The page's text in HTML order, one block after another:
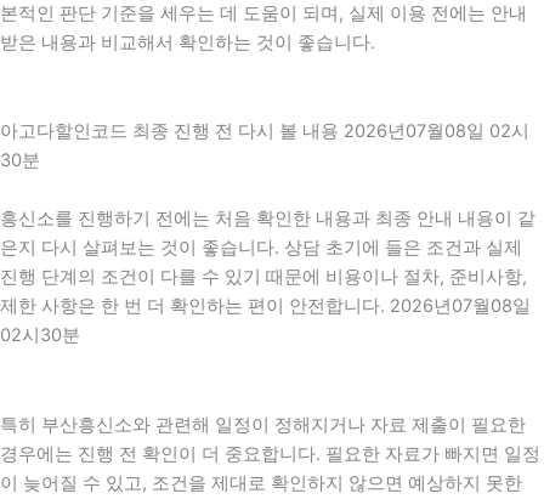
본적인 판단 기준을 세우는 데 도움이 되며, 실제 이용 전에는 안내
받은 내용과 비교해서 확인하는 것이 좋습니다.
아고다할인코드 최종 진행 전 다시 볼 내용 2026년07월08일 02시
30분
흥신소를 진행하기 전에는 처음 확인한 내용과 최종 안내 내용이 같
은지 다시 살펴보는 것이 좋습니다. 상담 초기에 들은 조건과 실제
진행 단계의 조건이 다를 수 있기 때문에 비용이나 절차, 준비사항,
제한 사항은 한 번 더 확인하는 편이 안전합니다. 2026년07월08일
02시30분
특히 부산흥신소와 관련해 일정이 정해지거나 자료 제출이 필요한
경우에는 진행 전 확인이 더 중요합니다. 필요한 자료가 빠지면 일정
이 늦어질 수 있고, 조건을 제대로 확인하지 않으면 예상하지 못한